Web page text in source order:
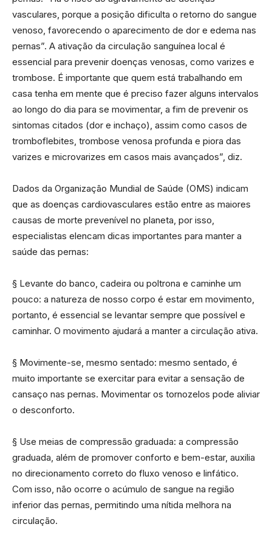
vasculares, porque a posição dificulta o retorno do sangue
venoso, favorecendo o aparecimento de dor e edema nas
pernas”. A ativação da circulação sanguínea local é
essencial para prevenir doenças venosas, como varizes e
trombose. É importante que quem está trabalhando em
casa tenha em mente que é preciso fazer alguns intervalos
ao longo do dia para se movimentar, a fim de prevenir os
sintomas citados (dor e inchaço), assim como casos de
tromboflebites, trombose venosa profunda e piora das
varizes e microvarizes em casos mais avançados”, diz.
Dados da Organização Mundial de Saúde (OMS) indicam
que as doenças cardiovasculares estão entre as maiores
causas de morte prevenível no planeta, por isso,
especialistas elencam dicas importantes para manter a
saúde das pernas:
§ Levante do banco, cadeira ou poltrona e caminhe um
pouco: a natureza de nosso corpo é estar em movimento,
portanto, é essencial se levantar sempre que possível e
caminhar. O movimento ajudará a manter a circulação ativa.
§ Movimente-se, mesmo sentado: mesmo sentado, é
muito importante se exercitar para evitar a sensação de
cansaço nas pernas. Movimentar os tornozelos pode aliviar
o desconforto.
§ Use meias de compressão graduada: a compressão
graduada, além de promover conforto e bem-estar, auxilia
no direcionamento correto do fluxo venoso e linfático.
Com isso, não ocorre o acúmulo de sangue na região
inferior das pernas, permitindo uma nítida melhora na
circulação.